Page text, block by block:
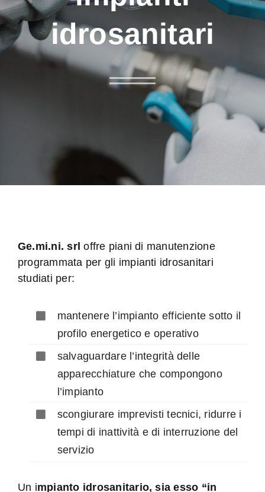
idrosanitari
Ge.mi.ni. srl offre piani di manutenzione
programmata per gli impianti idrosanitari
studiati per:
mantenere l’impianto efficiente sotto il
profilo energetico e operativo
salvaguardare l’integrità delle
apparecchiature che compongono
l’impianto
scongiurare imprevisti tecnici, ridurre i
tempi di inattività e di interruzione del
servizio
Un impianto idrosanitario, sia esso “in